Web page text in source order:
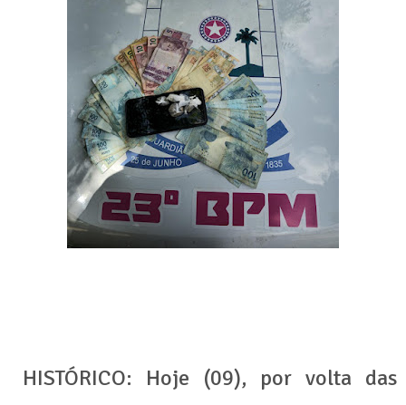
HISTÓRICO: Hoje (09), por volta das